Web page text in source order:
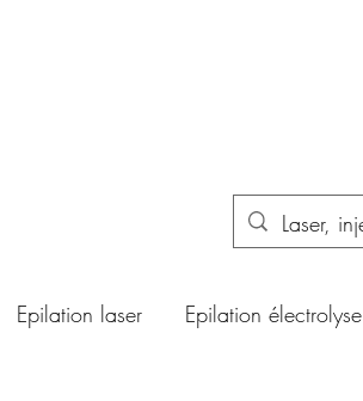
Epilation laser Epilation électrolyse